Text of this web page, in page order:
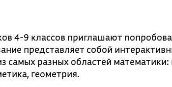
4-9 классов приглашают
представляет собой
самых разных областей
геометрия.